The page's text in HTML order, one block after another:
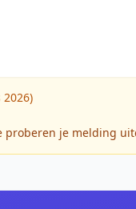
je melding